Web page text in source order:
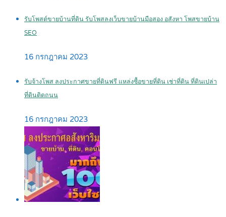
รับโพสต์ขายบ้านที่ดิน รับโพสลงเว็บขายบ้านมือสอง อสังหา โพสขายบ้าน
SEO
16 กรกฎาคม 2023
รับจ้างโพส ลงประกาศขายที่ดินฟรี แหล่งซื้อขายที่ดิน เช่าที่ดิน ที่ดินเปล่า
ที่ดินติดถนน
16 กรกฎาคม 2023